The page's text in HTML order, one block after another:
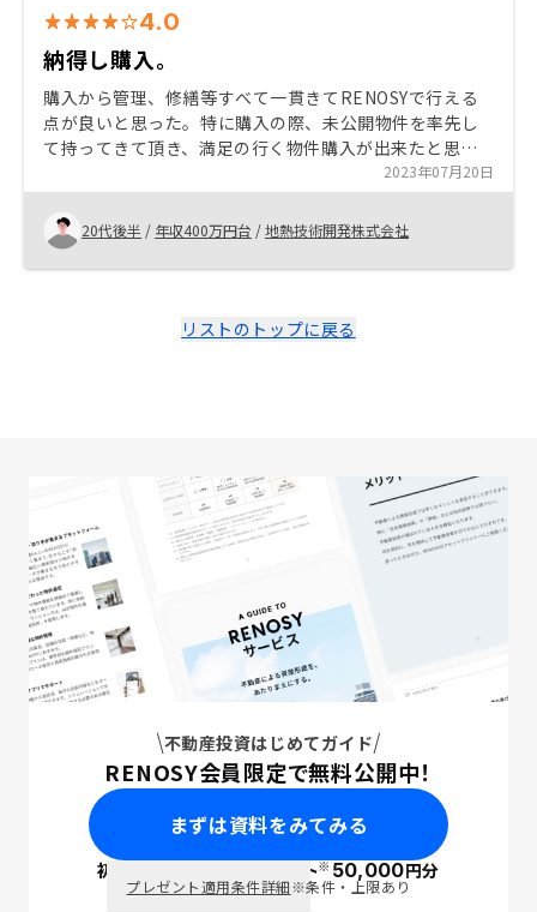
4.0
納得し購入。
購入から管理、修繕等すべて一貫きてRENOSYで行える
点が良いと思った。特に購入の際、未公開物件を率先し
て持ってきて頂き、満足の行く物件購入が出来たと思っ
た。また、金利の交渉に関して、担当者の方が良い交渉
をしてくれたことで、想定していたよりもかなり低い金
利でお金を借りることが出来たので、それも購入決断に
繋がったと思う。
2023年07月20日
20代後半 / 年収400万円台 /地熱技術開発株式会社
リストのトップに戻る
不動産投資はじめてガイド
RENOSY会員限定で無料公開中！
まずは資料をみてみる
初回面談で ポイント※50,000円分
プレゼント適用条件詳細※条件・上限あり